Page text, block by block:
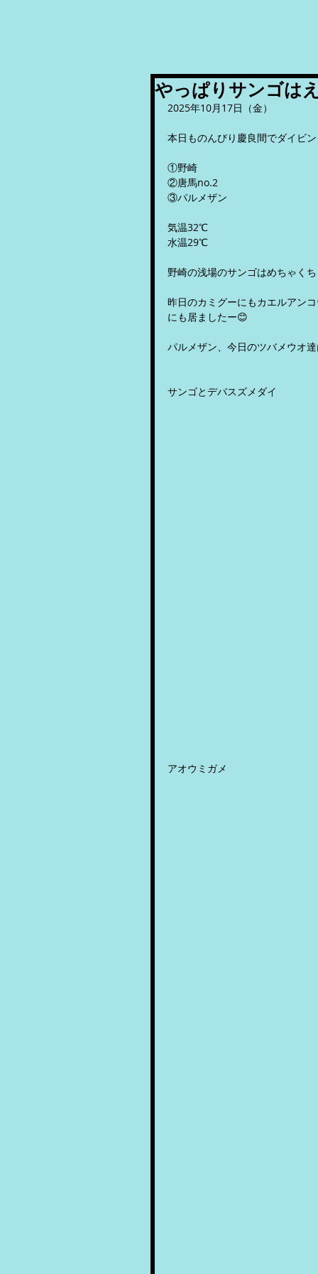
やっぱりサンゴは
2025年10月17日（金）
本日ものんびり慶良間でダイビン
①野崎
②唐馬no.2
③パルメザン
気温32℃
水温29℃
野崎の浅場のサンゴはめちゃく
昨日のカミグーにもカエルアン
にも居ましたー😊
パルメザン、今日のツバメウオ
サンゴとデバスズメダイ
アオウミガメ